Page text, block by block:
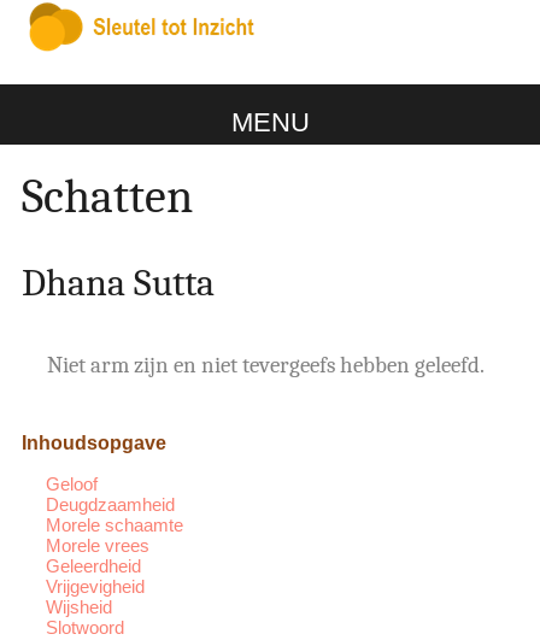
MENU
Schatten
Dhana Sutta
Niet arm zijn en niet tevergeefs hebben geleefd.
Inhoudsopgave
Geloof
Deugdzaamheid
Morele schaamte
Morele vrees
Geleerdheid
Vrijgevigheid
Wijsheid
Slotwoord